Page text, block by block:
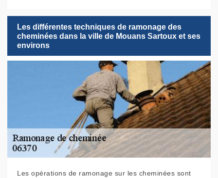
Les différentes techniques de ramonage des
cheminées dans la ville de Mouans Sartoux et ses
environs
Les opérations de ramonage sur les cheminées sont